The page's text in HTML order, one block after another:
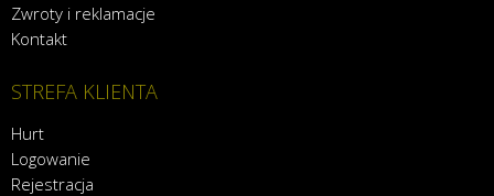
Zwroty i reklamacje
Kontakt
STREFA KLIENTA
Hurt
Logowanie
Rejestracja